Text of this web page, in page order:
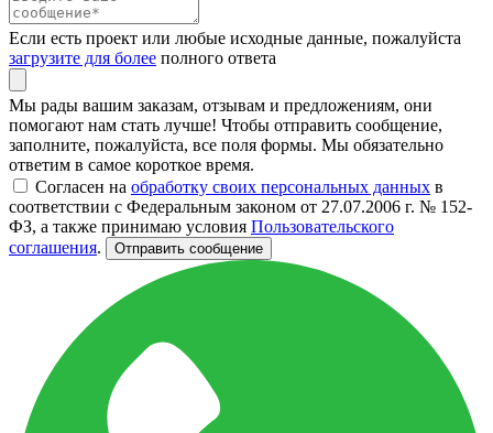
Если есть проект или любые исходные данные, пожалуйста
загрузите для более полного ответа
Мы рады вашим заказам, отзывам и предложениям, они
помогают нам стать лучше! Чтобы отправить сообщение,
заполните, пожалуйста, все поля формы. Мы обязательно
ответим в самое короткое время.
Согласен на обработку своих персональных данных в
соответствии с Федеральным законом от 27.07.2006 г. № 152-
ФЗ, а также принимаю условия Пользовательского
соглашения. Отправить сообщение